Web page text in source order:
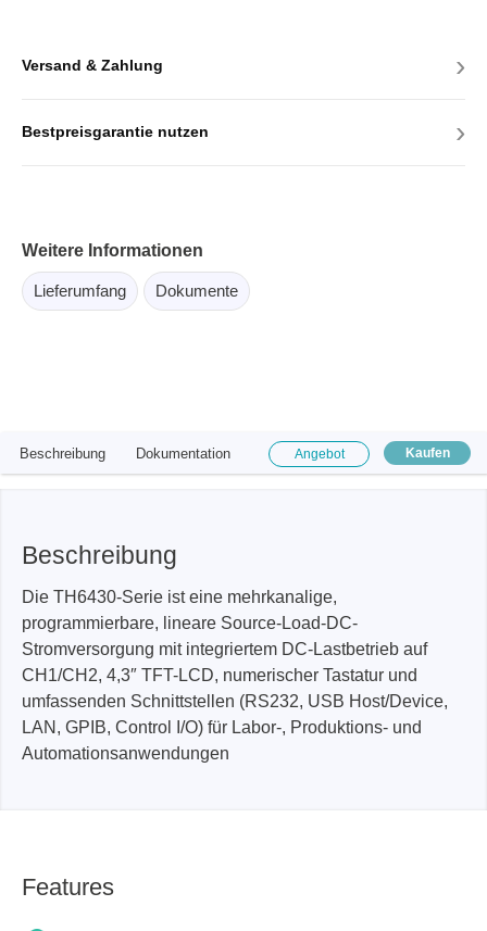
Versand & Zahlung ›
Bestpreisgarantie nutzen ›
Weitere Informationen
Lieferumfang Dokumente
Beschreibung Dokumentation Angebot Kaufen
Beschreibung
Die TH6430-Serie ist eine mehrkanalige,
programmierbare, lineare Source-Load-DC-
Stromversorgung mit integriertem DC-Lastbetrieb auf
CH1/CH2, 4,3″ TFT-LCD, numerischer Tastatur und
umfassenden Schnittstellen (RS232, USB Host/Device,
LAN, GPIB, Control I/O) für Labor-, Produktions- und
Automationsanwendungen
Features